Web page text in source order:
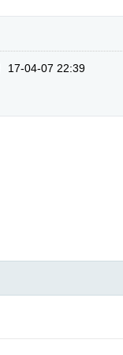
17-04-07 22:39